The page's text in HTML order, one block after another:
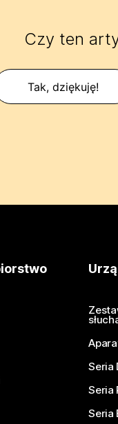
Czy ten
Tak, dziękuję!
Seria
Seria
Seria